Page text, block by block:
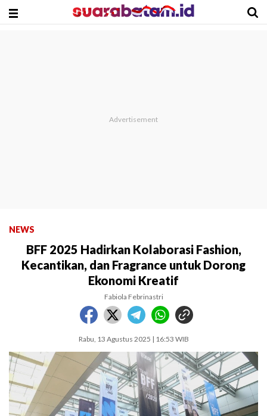
NEWS
BFF 2025 Hadirkan Kolaborasi Fashion,
Kecantikan, dan Fragrance untuk Dorong
Ekonomi Kreatif
Fabiola Febrinastri
Rabu, 13 Agustus 2025 | 16:53 WIB